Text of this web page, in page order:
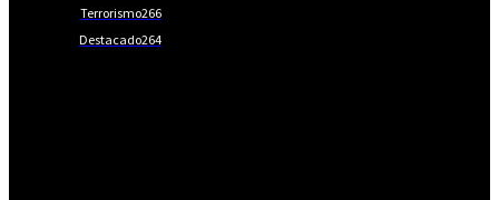
Terrorismo266
Destacado264